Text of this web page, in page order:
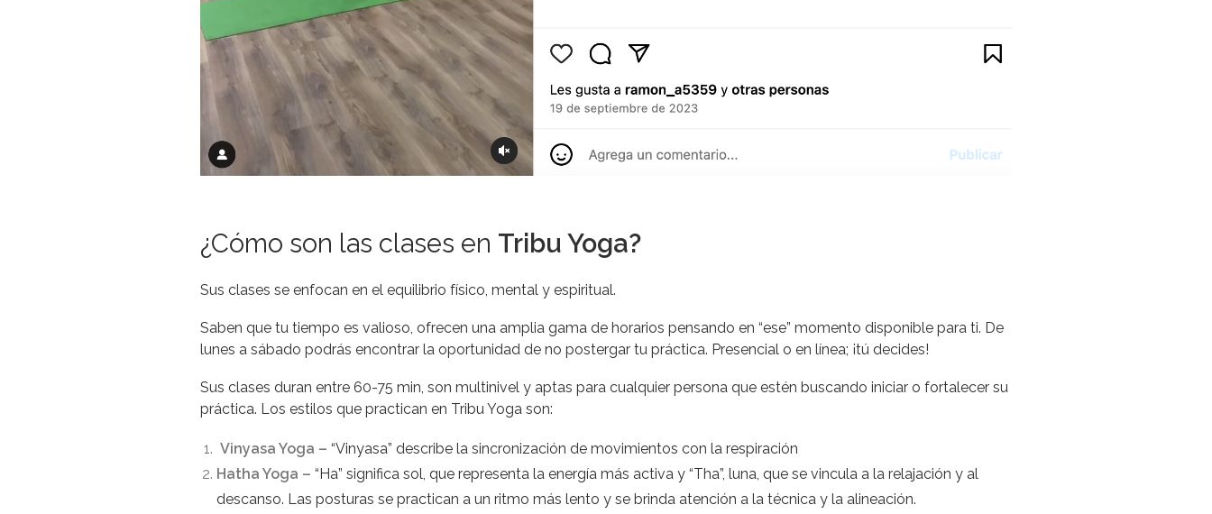
¿Cómo son las clases en Tribu Yoga?
Sus clases se enfocan en el equilibrio físico, mental y espiritual.
Saben que tu tiempo es valioso, ofrecen una amplia gama de horarios pensando en “ese” momento disponible para ti. De
lunes a sábado podrás encontrar la oportunidad de no postergar tu práctica. Presencial o en línea; ¡tú decides!
Sus clases duran entre 60-75 min, son multinivel y aptas para cualquier persona que estén buscando iniciar o fortalecer su
práctica. Los estilos que practican en Tribu Yoga son:
Vinyasa Yoga – “Vinyasa” describe la sincronización de movimientos con la respiración
Hatha Yoga – “Ha” significa sol, que representa la energía más activa y “Tha”, luna, que se vincula a la relajación y al
descanso. Las posturas se practican a un ritmo más lento y se brinda atención a la técnica y la alineación.